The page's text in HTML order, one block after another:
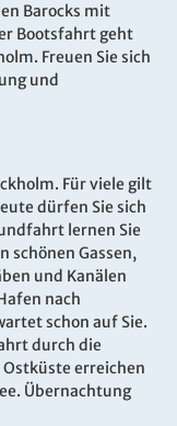
Barocks mit
Bootsfahrt geht
Freuen Sie sich
und
Für viele gilt
dürfen Sie sich
lernen Sie
schönen Gassen,
und Kanälen
nach
schon auf Sie.
durch die
erreichen
Übernachtung